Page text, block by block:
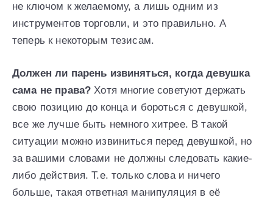
не ключом к желаемому, а лишь одним из
инструментов торговли, и это правильно. А
теперь к некоторым тезисам.
Должен ли парень извиняться, когда девушка
сама не права? Хотя многие советуют держать
свою позицию до конца и бороться с девушкой,
все же лучше быть немного хитрее. В такой
ситуации можно извиниться перед девушкой, но
за вашими словами не должны следовать какие-
либо действия. Т.е. только слова и ничего
больше, такая ответная манипуляция в её